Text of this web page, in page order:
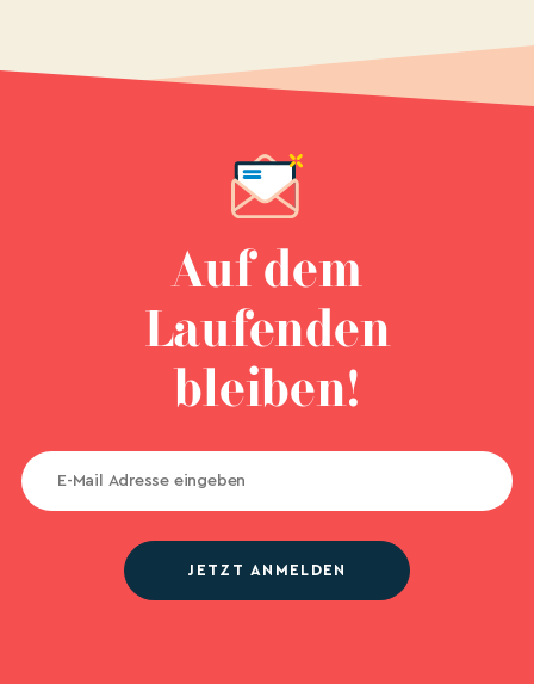
Auf dem
Laufenden
bleiben!
JETZT ANMELDEN